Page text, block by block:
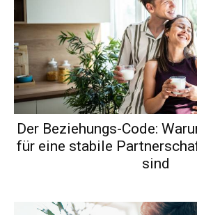
Der Beziehungs-Code:
für eine stabile
sind